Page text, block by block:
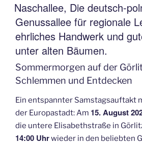
AM
Naschallee, Die deutsch-
Genussallee für regionale
ehrliches Handwerk und
unter alten Bäumen.
Sommermorgen auf der
Schlemmen und Entdecken
Ein entspannter Samstagsauftakt
der Europastadt: Am 15. August
die untere Elisabethstraße in
14:00 Uhrwieder in den beliebten